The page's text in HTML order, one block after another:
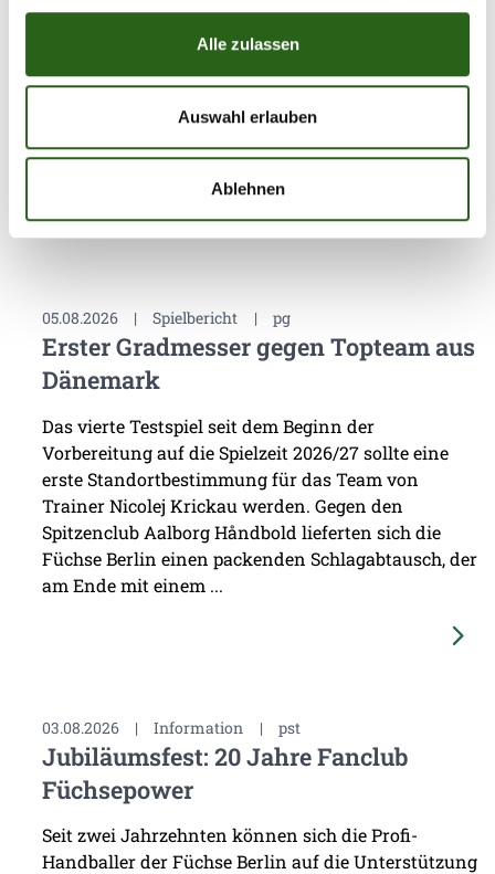
Alle zulassen
Auswahl erlauben
Ablehnen
https://youtu.be/jgEaVRSI4XY
05.08.2026 | Spielbericht | pg
Erster Gradmesser gegen Topteam aus
Dänemark
Das vierte Testspiel seit dem Beginn der
Vorbereitung auf die Spielzeit 2026/27 sollte eine
erste Standortbestimmung für das Team von
Trainer Nicolej Krickau werden. Gegen den
Spitzenclub Aalborg Håndbold lieferten sich die
Füchse Berlin einen packenden Schlagabtausch, der
am Ende mit einem ...
03.08.2026 | Information | pst
Jubiläumsfest: 20 Jahre Fanclub
Füchsepower
Seit zwei Jahrzehnten können sich die Profi-
Handballer der Füchse Berlin auf die Unterstützung